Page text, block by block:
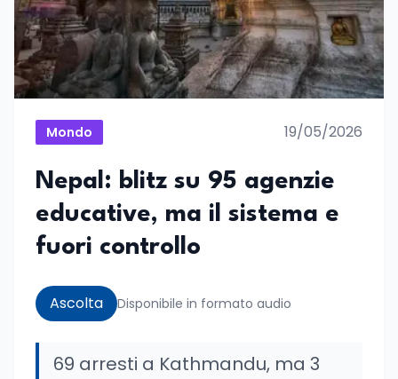
Mondo 19/05/2026
Nepal: blitz su 95 agenzie
educative, ma il sistema e
fuori controllo
Ascolta Disponibile in formato audio
69 arresti a Kathmandu, ma 3